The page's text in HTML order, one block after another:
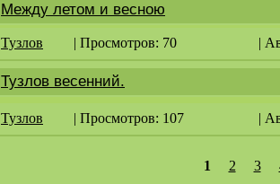
Между летом и весною
Тузлов | Просмотров: 70 |
Тузлов весенний.
Тузлов | Просмотров: 107 |
1 2 3